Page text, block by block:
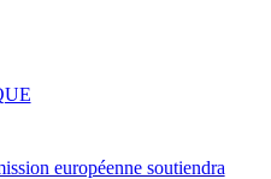
européenne soutiendra